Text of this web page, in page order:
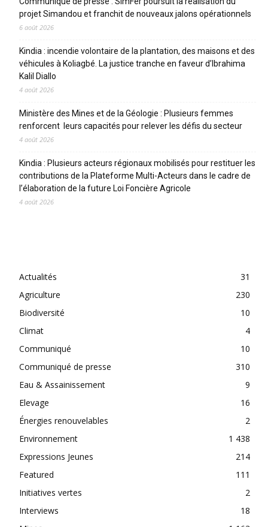
projet Simandou et franchit de nouveaux jalons opérationnels
6 août 2026
Kindia : incendie volontaire de la plantation, des maisons et des
véhicules à Koliagbé. La justice tranche en faveur d’Ibrahima
Kalil Diallo
4 août 2026
Ministère des Mines et de la Géologie : Plusieurs femmes
renforcent leurs capacités pour relever les défis du secteur
4 août 2026
Kindia : Plusieurs acteurs régionaux mobilisés pour restituer les
contributions de la Plateforme Multi-Acteurs dans le cadre de
l’élaboration de la future Loi Foncière Agricole
4 août 2026
Actualités
31
Agriculture
230
Biodiversité
10
Climat
4
Communiqué
10
Communiqué de presse
310
Eau & Assainissement
9
Elevage
16
Énergies renouvelables
2
Environnement
1 438
Expressions Jeunes
214
Featured
111
Initiatives vertes
2
Interviews
18